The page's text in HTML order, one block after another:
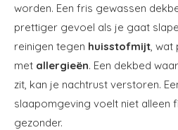
worden. Een fris gewassen
prettiger gevoel als je gaat
reinigen tegen huisstofmijt ,
met allergieën. Een dekbed
zit, kan je nachtrust verstoren.
slaapomgeving voelt niet alleen
gezonder.